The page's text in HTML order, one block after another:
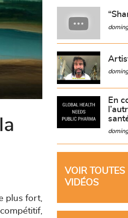
plus fort,
En
VOIR TOUTES
VIDÉOS